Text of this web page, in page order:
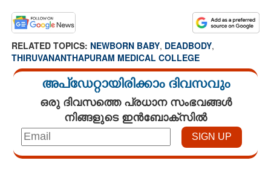
RELATED TOPICS: NEWBORN BABY, DEADBODY,
THIRUVANANTHAPURAM MEDICAL COLLEGE
അപ്ഡേറ്റായിരിക്കാം ദിവസവും
ഒരു ദിവസത്തെ പ്രധാന സംഭവങ്ങൾ
നിങ്ങളുടെ ഇൻബോക്സിൽ